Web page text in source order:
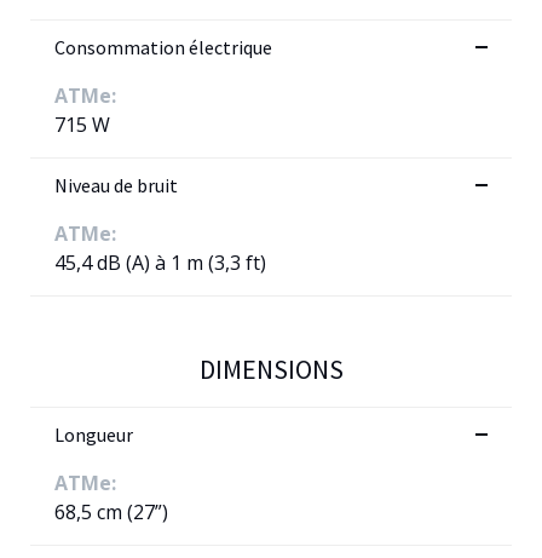
Consommation électrique
ATMe:
715 W
Niveau de bruit
ATMe:
45,4 dB (A) à 1 m (3,3 ft)
DIMENSIONS
Longueur
ATMe:
68,5 cm (27”)